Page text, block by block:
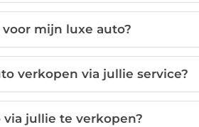
mijn luxe auto?
verkopen via jullie service?
jullie te verkopen?